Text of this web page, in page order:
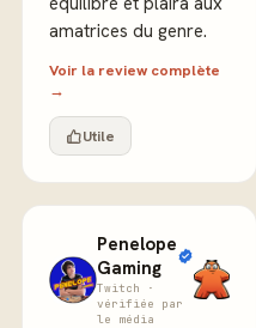
amatrices du genre.
Voir la review complète
→
Utile
Penelope
Gaming
Twitch ·
vérifiée par
le média